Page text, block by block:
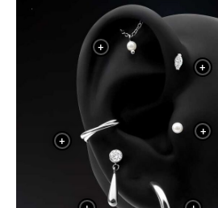
+
+
+
+